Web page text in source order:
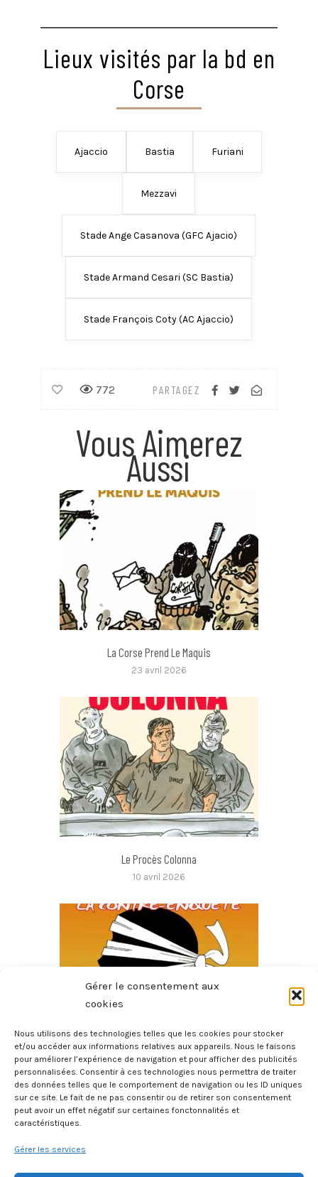
Gérer le consentement aux
cookies
Nous utilisons des technologies telles que les cookies pour stocker
et/ou accéder aux informations relatives aux appareils. Nous le faisons
pour améliorer l’expérience de navigation et pour afficher des publicités
personnalisées. Consentir à ces technologies nous permettra de traiter
des données telles que le comportement de navigation ou les ID uniques
sur ce site. Le fait de ne pas consentir ou de retirer son consentement
peut avoir un effet négatif sur certaines fonctonnalités et
caractéristiques.
Gérer les services
Lieux visités par la bd en
Corse
Ajaccio Bastia Furiani
Mezzavi
Stade Ange Casanova (GFC Ajacio)
Stade Armand Cesari (SC Bastia)
Stade François Coty (AC Ajaccio)
PARTAGEZ
772
Vous Aimerez
Aussi
La Corse Prend Le Maquis
23 avril 2026
Le Procès Colonna
10 avril 2026
Le Dossier Corse – La Contre-Enquête
6 mars 2026